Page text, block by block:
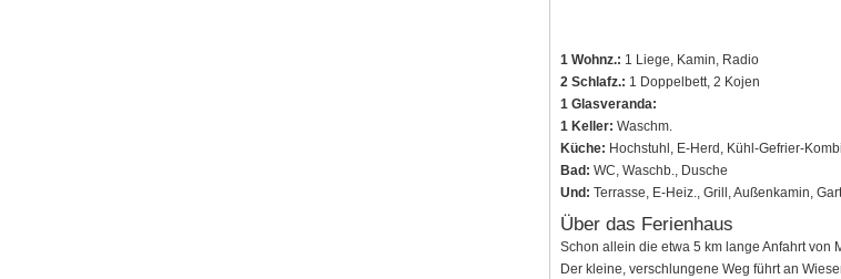
1 Wohnz.: 1 Liege, Kamin, Radio
2 Schlafz.: 1 Doppelbett, 2 Kojen
1 Glasveranda:
1 Keller: Waschm.
Küche: Hochstuhl, E-Herd, Kühl-Gefrier-
Bad: WC, Waschb., Dusche
Und: Terrasse, E-Heiz., Grill, Außenkamin,
Über das Ferienhaus
Schon allein die etwa 5 km lange Anfahrt von
Der kleine, verschlungene Weg führt an